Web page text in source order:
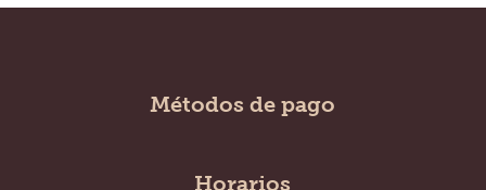
Horarios
Métodos de pago